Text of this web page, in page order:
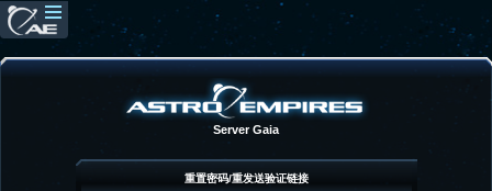
Server Gaia
重置密码/重发送验证链接